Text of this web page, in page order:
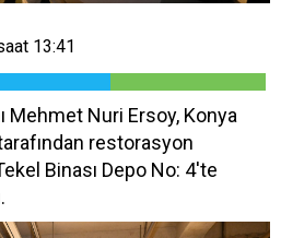
13:41
Mehmet Nuri Ersoy, Konya
restorasyon
Binası Depo No: 4'te